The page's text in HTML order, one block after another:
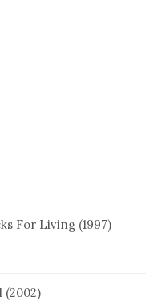
For Living (1997)
(2002)